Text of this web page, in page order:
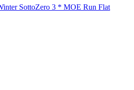
SottoZero 3 * MOE Run Flat